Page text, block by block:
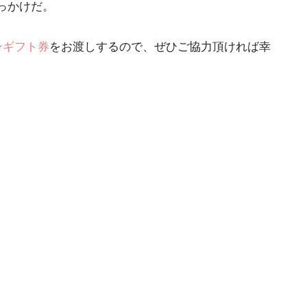
けだ。
フト券をお渡しするので、ぜひご協力頂ければ幸